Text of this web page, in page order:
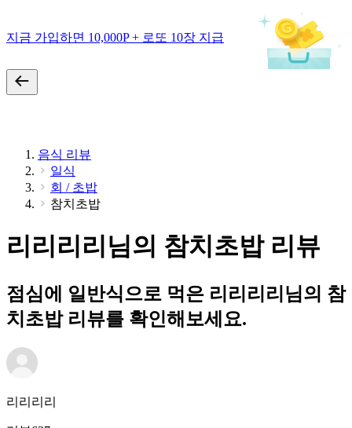
지금 가입하면 10,000P + 로또 10장 지급
음식 리뷰
일식
회 / 초밥
참치초밥
리리리리님의 참치초밥 리뷰
점심에 일반식으로 먹은 리리리리님의 참
치초밥 리뷰를 확인해보세요.
리리리리